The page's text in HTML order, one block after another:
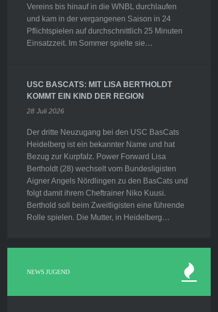
Vereins bis hinauf in die WNBL durchlaufen
und kam in der vergangenen Saison in 24
Pflichtspielen auf durchschnittlich 25 Minuten
Einsatzzeit. Im Sommer spielte sie…
USC BASCATS: MIT LISA BERTHOLDT
KOMMT EIN KIND DER REGION
28 Juli 2026
Der dritte Neuzugang bei den USC BasCats
Heidelberg ist ein bekannter Name und hat
Bezug zur Kurpfalz. Power Forward Lisa
Bertholdt (28) wechselt vom Bundesligisten
Aigner Angels Nördlingen zu den BasCats und
folgt damit ihrem Cheftrainer Niko Kuusi.
Berthold soll beim Zweitligisten eine führende
Rolle spielen. Die Mutter, in Heidelberg…
NEWS JUGEND